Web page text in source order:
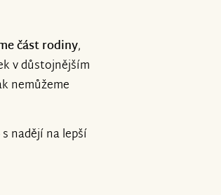
část rodiny,
v důstojnějším
nemůžeme
nadějí na lepší